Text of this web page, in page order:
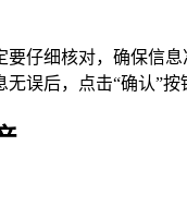
要仔细核对，确保信
误后，点击“确认”按